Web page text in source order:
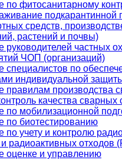
по фитосанитарному
подкарантинной
средств,
растений и почвы)
руководителей частных
ЧОП (организаций)
специалистов по
индивидуальной
правилам производства
качества сварных
по мобилизационной
по биотестированию
по учету и контролю
радиоактивных отходов
оценке и управлению